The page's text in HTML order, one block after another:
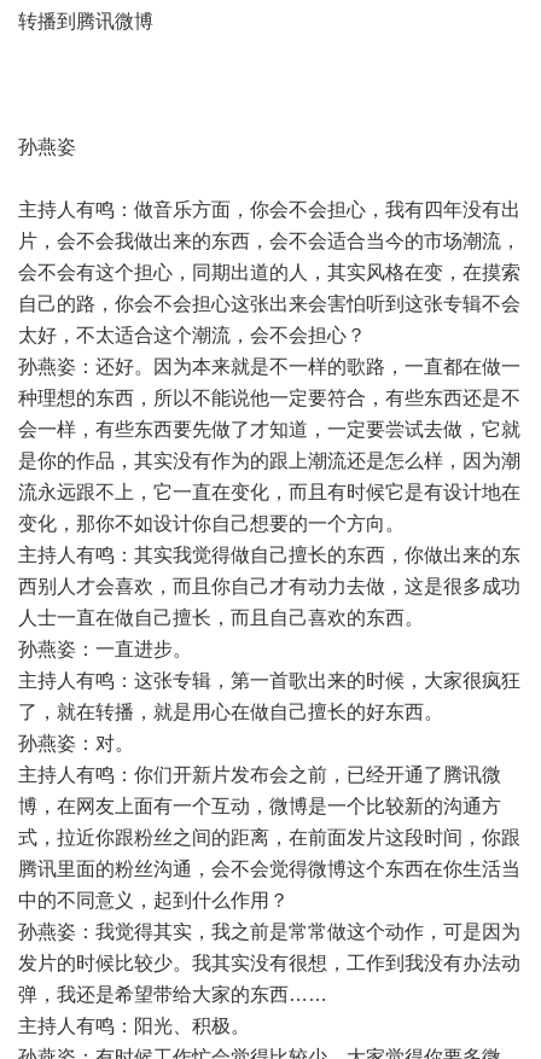
转播到腾讯微博
孙燕姿
主持人有鸣：做音乐方面，你会不会担心，我有四年没有出
片，会不会我做出来的东西，会不会适合当今的市场潮流，
会不会有这个担心，同期出道的人，其实风格在变，在摸索
自己的路，你会不会担心这张出来会害怕听到这张专辑不会
太好，不太适合这个潮流，会不会担心？
孙燕姿：还好。因为本来就是不一样的歌路，一直都在做一
种理想的东西，所以不能说他一定要符合，有些东西还是不
会一样，有些东西要先做了才知道，一定要尝试去做，它就
是你的作品，其实没有作为的跟上潮流还是怎么样，因为潮
流永远跟不上，它一直在变化，而且有时候它是有设计地在
变化，那你不如设计你自己想要的一个方向。
主持人有鸣：其实我觉得做自己擅长的东西，你做出来的东
西别人才会喜欢，而且你自己才有动力去做，这是很多成功
人士一直在做自己擅长，而且自己喜欢的东西。
孙燕姿：一直进步。
主持人有鸣：这张专辑，第一首歌出来的时候，大家很疯狂
了，就在转播，就是用心在做自己擅长的好东西。
孙燕姿：对。
主持人有鸣：你们开新片发布会之前，已经开通了腾讯微
博，在网友上面有一个互动，微博是一个比较新的沟通方
式，拉近你跟粉丝之间的距离，在前面发片这段时间，你跟
腾讯里面的粉丝沟通，会不会觉得微博这个东西在你生活当
中的不同意义，起到什么作用？
孙燕姿：我觉得其实，我之前是常常做这个动作，可是因为
发片的时候比较少。我其实没有很想，工作到我没有办法动
弹，我还是希望带给大家的东西……
主持人有鸣：阳光、积极。